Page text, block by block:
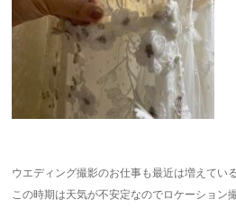
ウエディング撮影のお仕事も最近は増えてい
この時期は天気が不安定なのでロケーション